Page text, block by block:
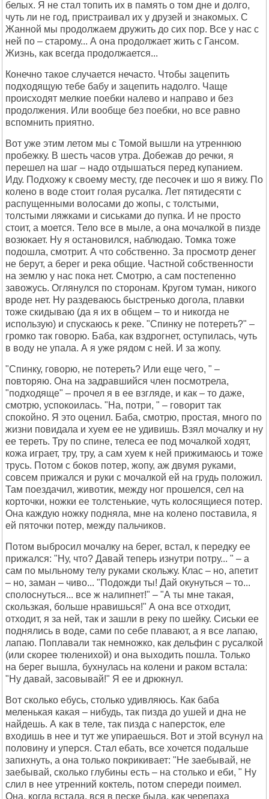
белых. Я не стал топить их в память о том дне и долго,
чуть ли не год, пристраивал их у друзей и знакомых. С
Жанной мы продолжаем дружить до сих пор. Все у нас с
ней по – старому... А она продолжает жить с Гансом.
Жизнь, как всегда продолжается...
Конечно такое случается нечасто. Чтобы зацепить
подходящую тебе бабу и зацепить надолго. Чаще
происходят мелкие поебки налево и направо и без
продолжения. Или вообще без поебки, но все равно
вспомнить приятно.
Вот уже этим летом мы с Томой вышли на утреннюю
пробежку. В шесть часов утра. Добежав до речки, я
перешел на шаг – надо отдышаться перед купанием.
Иду. Подхожу к своему месту, где песочек и шо я вижу. По
колено в воде стоит голая русалка. Лет пятидесяти с
распущенными волосами до жопы, с толстыми,
толстыми ляжками и сиськами до пупка. И не просто
стоит, а моется. Тело все в мыле, а она мочалкой в пизде
возюкает. Ну я остановился, наблюдаю. Томка тоже
подошла, смотрит. А что собственно. За просмотр денег
не берут, а берег и река общие. Частной собственности
на землю у нас пока нет. Смотрю, а сам постепенно
завожусь. Оглянулся по сторонам. Кругом туман, никого
вроде нет. Ну раздеваюсь быстренько догола, плавки
тоже скидываю (да я их в общем – то и никогда не
использую) и спускаюсь к реке. "Спинку не потереть?" –
громко так говорю. Баба, как вздрогнет, оступилась, чуть
в воду не упала. А я уже рядом с ней. И за жопу.
"Спинку, говорю, не потереть? Или еще чего, " –
повторяю. Она на задравшийся член посмотрела,
"подходяще" – прочел я в ее взгляде, и как – то даже,
смотрю, успокоилась. "На, потри, " – говорит так
спокойно. Я это оценил. Баба, смотрю, простая, много по
жизни повидала и хуем ее не удивишь. Взял мочалку и ну
ее тереть. Тру по спине, телеса ее под мочалкой ходят,
кожа играет, тру, тру, а сам хуем к ней прижимаюсь и тоже
трусь. Потом с боков потер, жопу, аж двумя руками,
совсем прижался и руки с мочалкой ей на грудь положил.
Там поездачил, животик, между ног прошелся, сел на
корточки, ножки ее толстенькие, чуть колосящиеся потер.
Она каждую ножку подняла, мне на колено поставила, я
ей пяточки потер, между пальчиков.
Потом выбросил мочалку на берег, встал, к передку ее
прижался: "Ну, что? Давай теперь изнутри потру... " – а
сам по мыльному телу руками скольжу. Клас – но, апетит
– но, заман – чиво... "Подожди ты! Дай окунуться – то...
сполоснуться... все ж налипнет!" – "А ты мне такая,
скользкая, больше нравишься!" А она все отходит,
отходит, я за ней, так и зашли в реку по шейку. Сиськи ее
поднялись в воде, сами по себе плавают, а я все лапаю,
лапаю. Поплавали так немножко, как дельфин с русалкой
(или скорее тюленихой) и она выходить пошла. Только
на берег вышла, бухнулась на колени и раком встала:
"Ну давай, засовывай!" Я ее и дрюкнул.
Вот сколько ебусь, столько удивляюсь. Как баба
меленькая какая – нибудь, так пизда до ушей и дна не
найдешь. А как в теле, так пизда с наперсток, еле
входишь в нее и тут же упираешься. Вот и этой всунул на
половину и уперся. Стал ебать, все хочется подальше
запихнуть, а она только покрикивает: "Не заебывай, не
заебывай, сколько глубины есть – на столько и еби, " Ну
слил в нее утренний коктель, потом спереди поимел.
Она, когда встала, вся в песке была, как черепаха